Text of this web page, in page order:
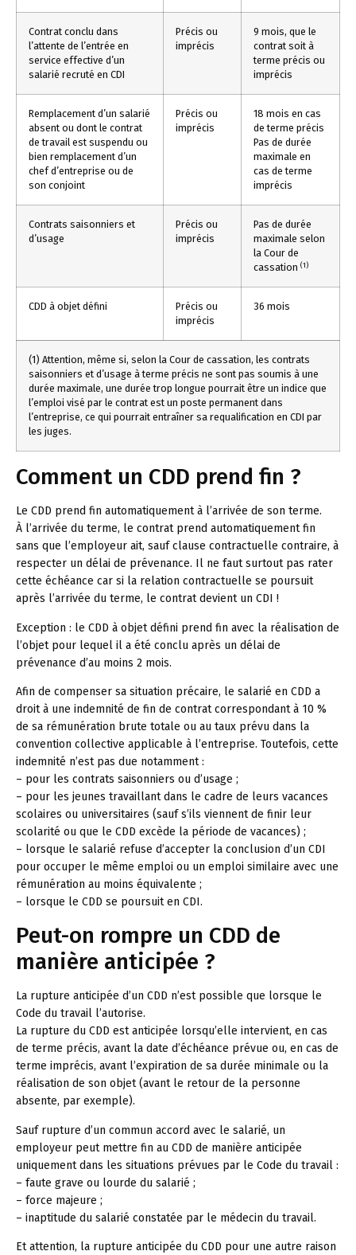
Contrat conclu dans
l’attente de l’entrée en
service effective d’un
salarié recruté en CDI
Précis ou
imprécis
9 mois, que le
contrat soit à
terme précis ou
imprécis
Remplacement d’un salarié
absent ou dont le contrat
de travail est suspendu ou
bien remplacement d’un
chef d’entreprise ou de
son conjoint
Précis ou
imprécis
18 mois en cas
de terme précis
Pas de durée
maximale en
cas de terme
imprécis
Contrats saisonniers et
d’usage
Précis ou
imprécis
Pas de durée
maximale selon
la Cour de
cassation (1)
CDD à objet défini
Précis ou
imprécis
36 mois
(1) Attention, même si, selon la Cour de cassation, les contrats
saisonniers et d’usage à terme précis ne sont pas soumis à une
durée maximale, une durée trop longue pourrait être un indice que
l’emploi visé par le contrat est un poste permanent dans
l’entreprise, ce qui pourrait entraîner sa requalification en CDI par
les juges.
Comment un CDD prend fin ?
Le CDD prend fin automatiquement à l’arrivée de son terme.
À l’arrivée du terme, le contrat prend automatiquement fin
sans que l’employeur ait, sauf clause contractuelle contraire, à
respecter un délai de prévenance. Il ne faut surtout pas rater
cette échéance car si la relation contractuelle se poursuit
après l’arrivée du terme, le contrat devient un CDI !
Exception : le CDD à objet défini prend fin avec la réalisation de
l’objet pour lequel il a été conclu après un délai de
prévenance d’au moins 2 mois.
Afin de compenser sa situation précaire, le salarié en CDD a
droit à une indemnité de fin de contrat correspondant à 10 %
de sa rémunération brute totale ou au taux prévu dans la
convention collective applicable à l’entreprise. Toutefois, cette
indemnité n’est pas due notamment :
– pour les contrats saisonniers ou d’usage ;
– pour les jeunes travaillant dans le cadre de leurs vacances
scolaires ou universitaires (sauf s’ils viennent de finir leur
scolarité ou que le CDD excède la période de vacances) ;
– lorsque le salarié refuse d’accepter la conclusion d’un CDI
pour occuper le même emploi ou un emploi similaire avec une
rémunération au moins équivalente ;
– lorsque le CDD se poursuit en CDI.
Peut-on rompre un CDD de
manière anticipée ?
La rupture anticipée d’un CDD n’est possible que lorsque le
Code du travail l’autorise.
La rupture du CDD est anticipée lorsqu’elle intervient, en cas
de terme précis, avant la date d’échéance prévue ou, en cas de
terme imprécis, avant l’expiration de sa durée minimale ou la
réalisation de son objet (avant le retour de la personne
absente, par exemple).
Sauf rupture d’un commun accord avec le salarié, un
employeur peut mettre fin au CDD de manière anticipée
uniquement dans les situations prévues par le Code du travail :
– faute grave ou lourde du salarié ;
– force majeure ;
– inaptitude du salarié constatée par le médecin du travail.
Et attention, la rupture anticipée du CDD pour une autre raison